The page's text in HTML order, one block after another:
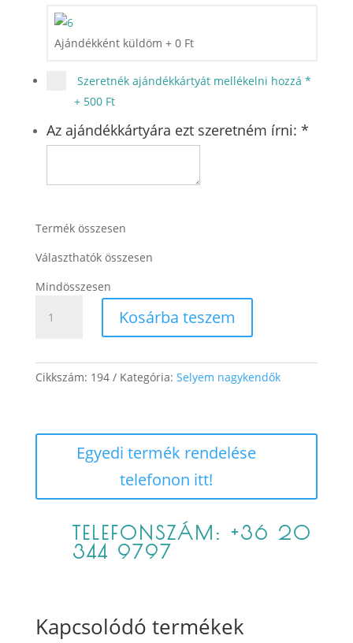
Ajándékként küldöm + 0 Ft
Szeretnék ajándékkártyát mellékelni hozzá *
+ 500 Ft
Az ajándékkártyára ezt szeretném írni: *
Termék összesen
Választhatók összesen
Mindösszesen
Kosárba teszem
Cikkszám: 194 Kategória: Selyem nagykendők
Egyedi termék rendelése
telefonon itt!
TELEFONSZÁM: +36 20
344 9797
Kapcsolódó termékek